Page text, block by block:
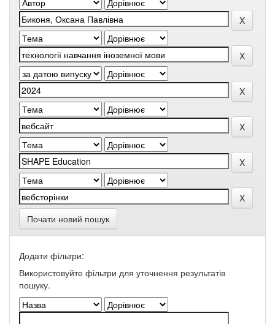
Почати новий пошук
Додати фільтри:
Використовуйте фільтри для уточнення результатів
пошуку.